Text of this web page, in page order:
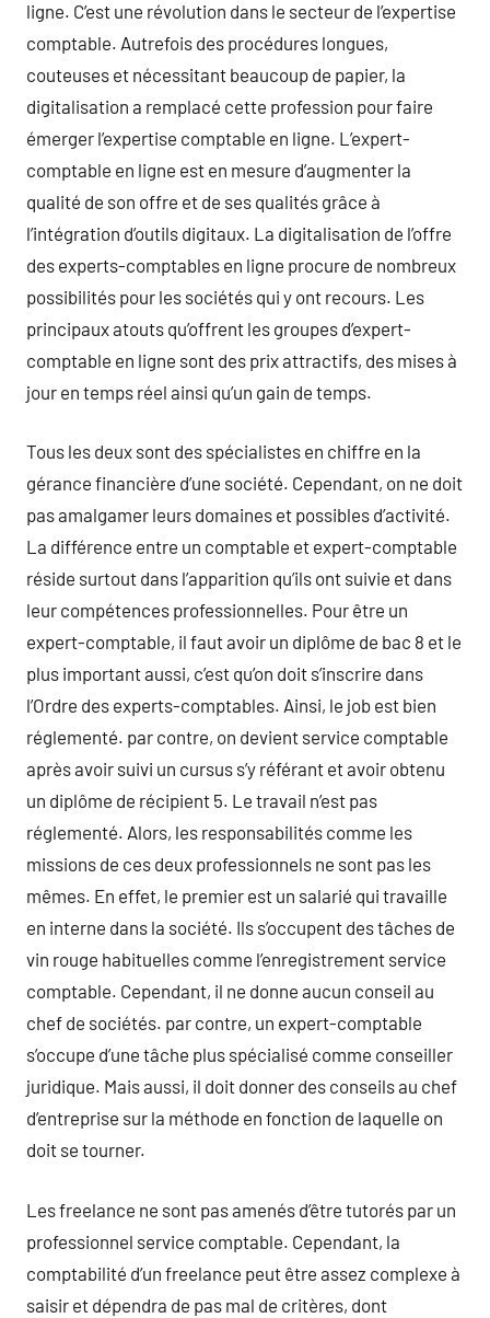
ligne. C’est une révolution dans le secteur de l’expertise
comptable. Autrefois des procédures longues,
couteuses et nécessitant beaucoup de papier, la
digitalisation a remplacé cette profession pour faire
émerger l’expertise comptable en ligne. L’expert-
comptable en ligne est en mesure d’augmenter la
qualité de son offre et de ses qualités grâce à
l’intégration d’outils digitaux. La digitalisation de l’offre
des experts-comptables en ligne procure de nombreux
possibilités pour les sociétés qui y ont recours. Les
principaux atouts qu’offrent les groupes d’expert-
comptable en ligne sont des prix attractifs, des mises à
jour en temps réel ainsi qu’un gain de temps.
Tous les deux sont des spécialistes en chiffre en la
gérance financière d’une société. Cependant, on ne doit
pas amalgamer leurs domaines et possibles d’activité.
La différence entre un comptable et expert-comptable
réside surtout dans l’apparition qu’ils ont suivie et dans
leur compétences professionnelles. Pour être un
expert-comptable, il faut avoir un diplôme de bac 8 et le
plus important aussi, c’est qu’on doit s’inscrire dans
l’Ordre des experts-comptables. Ainsi, le job est bien
réglementé. par contre, on devient service comptable
après avoir suivi un cursus s’y référant et avoir obtenu
un diplôme de récipient 5. Le travail n’est pas
réglementé. Alors, les responsabilités comme les
missions de ces deux professionnels ne sont pas les
mêmes. En effet, le premier est un salarié qui travaille
en interne dans la société. Ils s’occupent des tâches de
vin rouge habituelles comme l’enregistrement service
comptable. Cependant, il ne donne aucun conseil au
chef de sociétés. par contre, un expert-comptable
s’occupe d’une tâche plus spécialisé comme conseiller
juridique. Mais aussi, il doit donner des conseils au chef
d’entreprise sur la méthode en fonction de laquelle on
doit se tourner.
Les freelance ne sont pas amenés d’être tutorés par un
professionnel service comptable. Cependant, la
comptabilité d’un freelance peut être assez complexe à
saisir et dépendra de pas mal de critères, dont